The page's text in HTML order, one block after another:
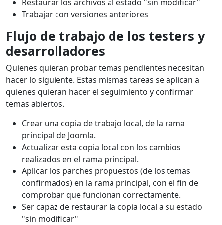
Restaurar los archivos al estado "sin modificar"
Trabajar con versiones anteriores
Flujo de trabajo de los testers y
desarrolladores
Quienes quieran probar temas pendientes necesitan
hacer lo siguiente. Estas mismas tareas se aplican a
quienes quieran hacer el seguimiento y confirmar
temas abiertos.
Crear una copia de trabajo local, de la rama
principal de Joomla.
Actualizar esta copia local con los cambios
realizados en el rama principal.
Aplicar los parches propuestos (de los temas
confirmados) en la rama principal, con el fin de
comprobar que funcionan correctamente.
Ser capaz de restaurar la copia local a su estado
"sin modificar"